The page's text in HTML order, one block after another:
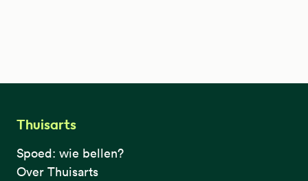
Thuisarts
Spoed: wie bellen?
Over Thuisarts